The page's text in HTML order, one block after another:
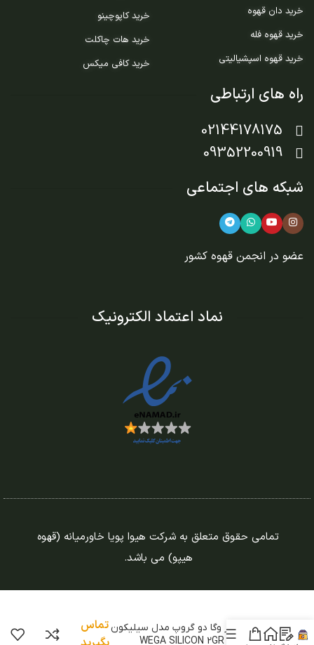
خرید دان قهوه
خرید قهوه فله
خرید قهوه اسپشیالیتی
خرید کاپوچینو
خرید هات چاکلت
خرید کافی میکس
راه های ارتباطی
02144178175
09352200919
شبکه های اجتماعی
عضو در انجمن قهوه کشور
نماد اعتماد الکترونیک
تمامی حقوق متعلق به شرکت هیوا پویا خاورمیانه (قهوه
هیپو) می باشد.
اسپرسوساز وگا دو گروپ مدل سیلیکون
اتوماتیک | WEGA SILICON 2GR
تماس